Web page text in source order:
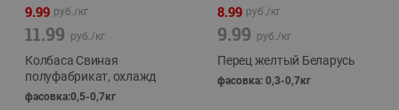
9.99 руб./кг
11.99 руб./кг
Колбаса Свиная
полуфабрикат, охлажд
фасовка:0,5-0,7кг
8.99 руб./кг
9.99 руб./кг
Перец желтый Беларусь
фасовка: 0,3-0,7кг